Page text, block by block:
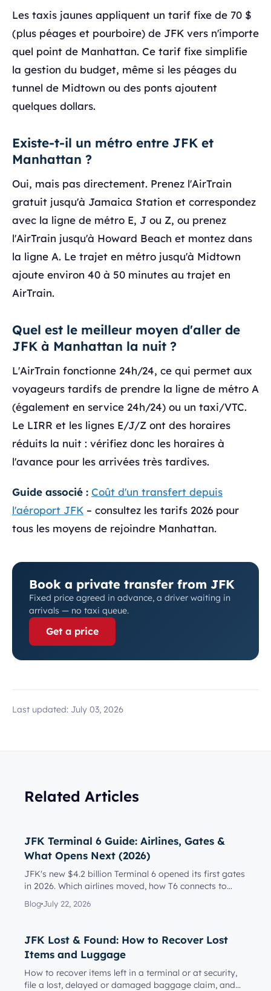
Les taxis jaunes appliquent un tarif fixe de 70 $
(plus péages et pourboire) de JFK vers n'importe
quel point de Manhattan. Ce tarif fixe simplifie
la gestion du budget, même si les péages du
tunnel de Midtown ou des ponts ajoutent
quelques dollars.
Existe-t-il un métro entre JFK et
Manhattan ?
Oui, mais pas directement. Prenez l'AirTrain
gratuit jusqu'à Jamaica Station et correspondez
avec la ligne de métro E, J ou Z, ou prenez
l'AirTrain jusqu'à Howard Beach et montez dans
la ligne A. Le trajet en métro jusqu'à Midtown
ajoute environ 40 à 50 minutes au trajet en
AirTrain.
Quel est le meilleur moyen d'aller de
JFK à Manhattan la nuit ?
L'AirTrain fonctionne 24h/24, ce qui permet aux
voyageurs tardifs de prendre la ligne de métro A
(également en service 24h/24) ou un taxi/VTC.
Le LIRR et les lignes E/J/Z ont des horaires
réduits la nuit : vérifiez donc les horaires à
l'avance pour les arrivées très tardives.
Guide associé : Coût d'un transfert depuis
l'aéroport JFK – consultez les tarifs 2026 pour
tous les moyens de rejoindre Manhattan.
Book a private transfer from JFK
Fixed price agreed in advance, a driver waiting in
arrivals — no taxi queue.
Get a price
Last updated: July 03, 2026
Related Articles
JFK Terminal 6 Guide: Airlines, Gates &
What Opens Next (2026)
JFK's new $4.2 billion Terminal 6 opened its first gates
in 2026. Which airlines moved, how T6 connects to
Terminal 5, l...
Blog July 22, 2026
JFK Lost & Found: How to Recover Lost
Items and Luggage
How to recover items left in a terminal or at security,
file a lost, delayed or damaged baggage claim, and